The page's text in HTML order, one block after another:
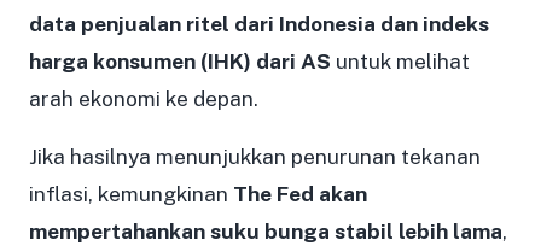
data penjualan ritel dari Indonesia dan indeks
harga konsumen (IHK) dari AS untuk melihat
arah ekonomi ke depan.
Jika hasilnya menunjukkan penurunan tekanan
inflasi, kemungkinan The Fed akan
mempertahankan suku bunga stabil lebih lama,